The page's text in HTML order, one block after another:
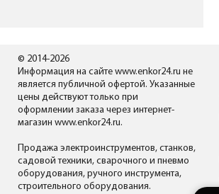
© 2014-2026
Информация на сайте www.enkor24.ru не
является публичной офертой. Указанные
цены действуют только при
оформлении заказа через интернет-
магазин www.enkor24.ru.
Продажа электроинструментов, станков,
садовой техники, сварочного и пневмо
оборудования, ручного инструмента,
строительного оборудования.